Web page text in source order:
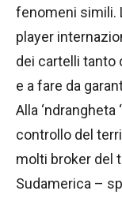
fenomeni simili.
player
dei cartelli tanto
e a fare da
Alla
controllo del
molti broker del
Sudamerica –